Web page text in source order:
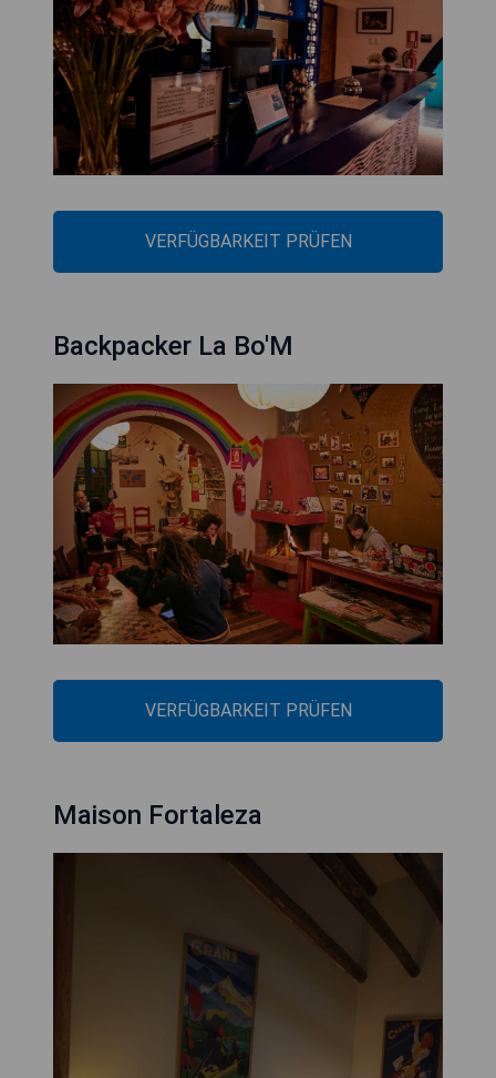
VERFÜGBARKEIT PRÜFEN
Backpacker La Bo'M
VERFÜGBARKEIT PRÜFEN
Maison Fortaleza